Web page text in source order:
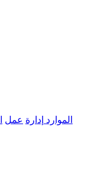
الموارد إدارة عمل